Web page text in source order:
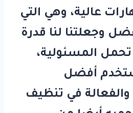
عالية، وهي التي
وجعلتنا لنا قدرة
تحمل المسئولية،
أفضل
في تنظيف